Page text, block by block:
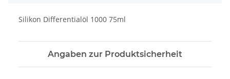
Silikon Differentialöl 1000 75ml
Angaben zur Produktsicherheit